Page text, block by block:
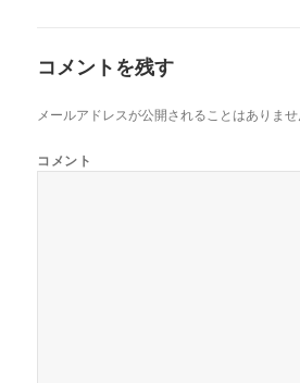
コメントを残す
メールアドレスが公開されることはありませ
コメント